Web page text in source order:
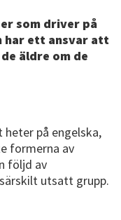
som driver på
har ett ansvar att
äldre om de
på engelska,
formerna av
följd av
utsatt grupp.